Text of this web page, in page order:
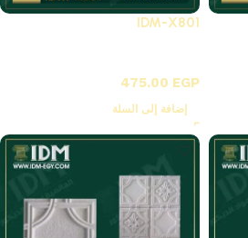
IDM-X801
475.00 EGP
إضافة إلى السلة